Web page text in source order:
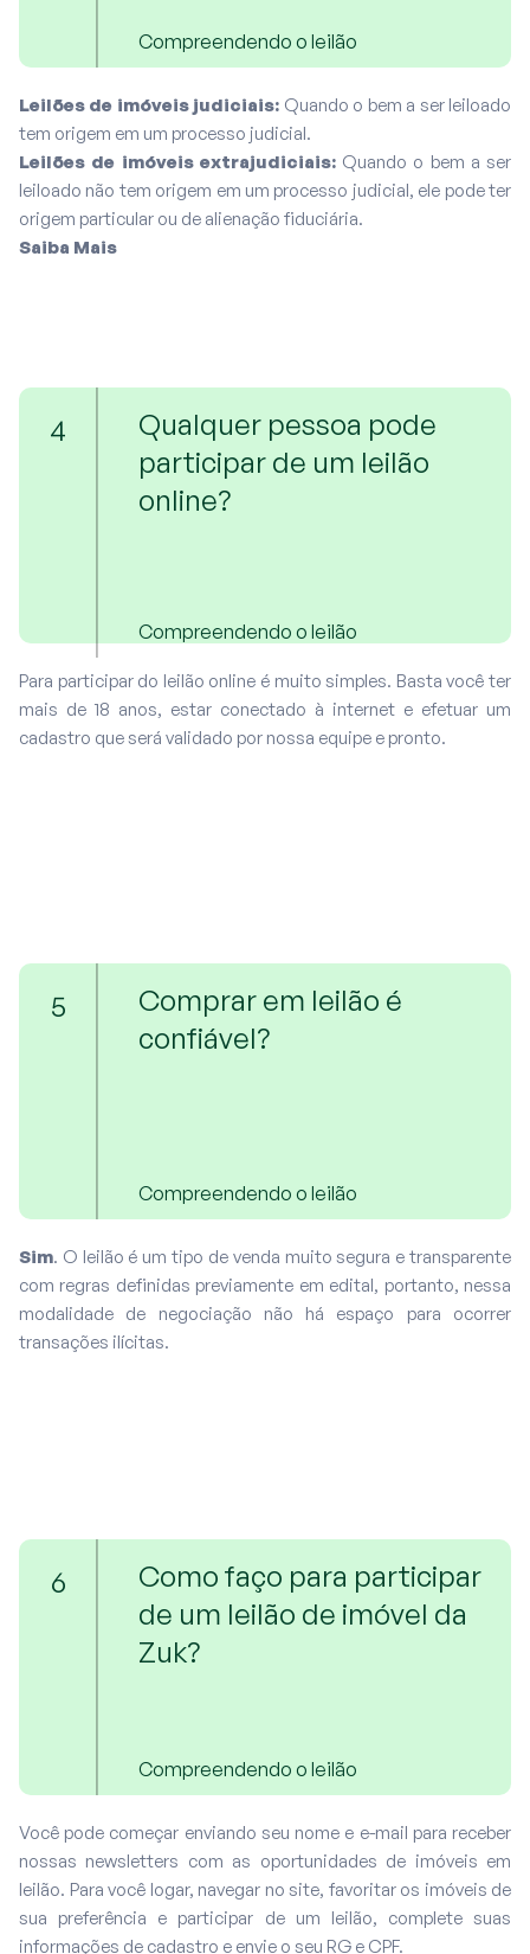
Compreendendo o leilão
Leilões de imóveis judiciais: Quando o bem a ser leiloado
tem origem em um processo judicial.
Leilões de imóveis extrajudiciais:Quando o bem a ser
leiloado não tem origem em um processo judicial, ele pode ter
origem particular ou de alienação fiduciária.
Saiba Mais
4
Qualquer pessoa pode
participar de um leilão
online?
Compreendendo o leilão
Para participar do leilão online é muito simples. Basta você ter
mais de 18 anos, estar conectado à internet e efetuar um
cadastro que será validado por nossa equipe e pronto.
5
Comprar em leilão é
confiável?
Compreendendo o leilão
Sim. O leilão é um tipo de venda muito segura e transparente
com regras definidas previamente em edital, portanto, nessa
modalidade de negociação não há espaço para ocorrer
transações ilícitas.
6
Como faço para participar
de um leilão de imóvel da
Zuk?
Compreendendo o leilão
Você pode começar enviando seu nome e e-mail para receber
nossas newsletters com as oportunidades de imóveis em
leilão. Para você logar, navegar no site, favoritar os imóveis de
sua preferência e participar de um leilão, complete suas
informações de cadastro e envie o seu RG e CPF.